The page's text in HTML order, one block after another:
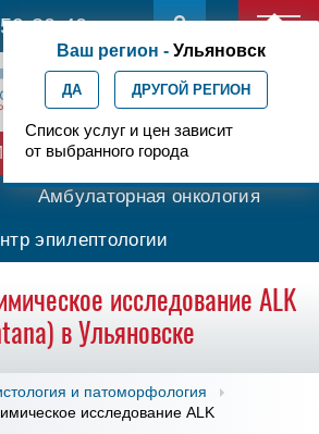
30-40
Ваш регион - Ульяновск
ДА ДРУГОЙ РЕГИОН
Список услуг и цен зависит
от выбранного города
Протонная терапия
Амбулаторная онкология
эпилептологии
исследование ALK
в Ульяновске
и патоморфология
исследование ALK